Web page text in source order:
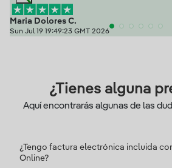
Maria Dolores C.
Sun Jul 19 19:49:23 GMT 2026
¿Tienes alguna
Aquí encontrarás algunas de las
¿Tengo factura electrónica incluida
Online?